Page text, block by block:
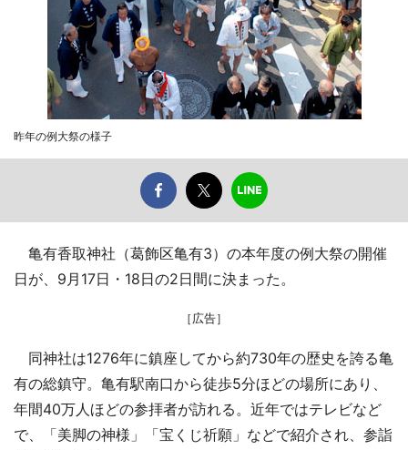
昨年の例大祭の様子
亀有香取神社（葛飾区亀有3）の本年度の例大祭の開催
日が、9月17日・18日の2日間に決まった。
［広告］
同神社は1276年に鎮座してから約730年の歴史を誇る亀
有の総鎮守。亀有駅南口から徒歩5分ほどの場所にあり、
年間40万人ほどの参拝者が訪れる。近年ではテレビなど
で、「美脚の神様」「宝くじ祈願」などで紹介され、参詣